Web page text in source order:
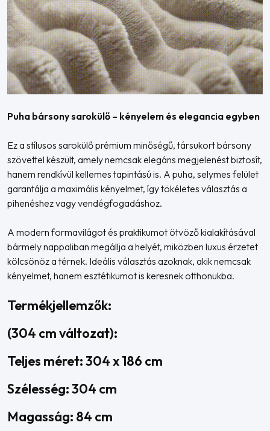
Puha bársony sarokülő – kényelem és elegancia egyben
Ez a stílusos sarokülő prémium minőségű, társukort bársony
szövettel készült, amely nemcsak elegáns megjelenést biztosít,
hanem rendkívül kellemes tapintású is. A puha, selymes felület
garantálja a maximális kényelmet, így tökéletes választás a
pihenéshez vagy vendégfogadáshoz.
A modern formavilágot és praktikumot ötvöző kialakításával
bármely nappaliban megállja a helyét, miközben luxus érzetet
kölcsönöz a térnek. Ideális választás azoknak, akik nemcsak
kényelmet, hanem esztétikumot is keresnek otthonukba.
Termékjellemzők:
(304 cm változat):
Teljes méret: 304 x 186 cm
Szélesség: 304 cm
Magasság: 84 cm